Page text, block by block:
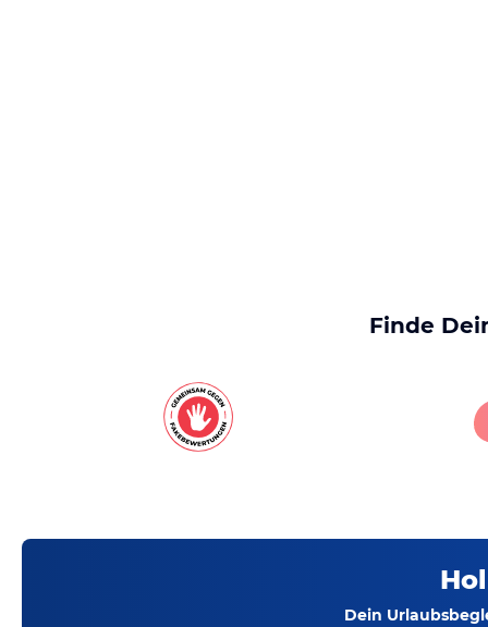
Finde
Dein